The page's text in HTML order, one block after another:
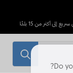
بحث
Do